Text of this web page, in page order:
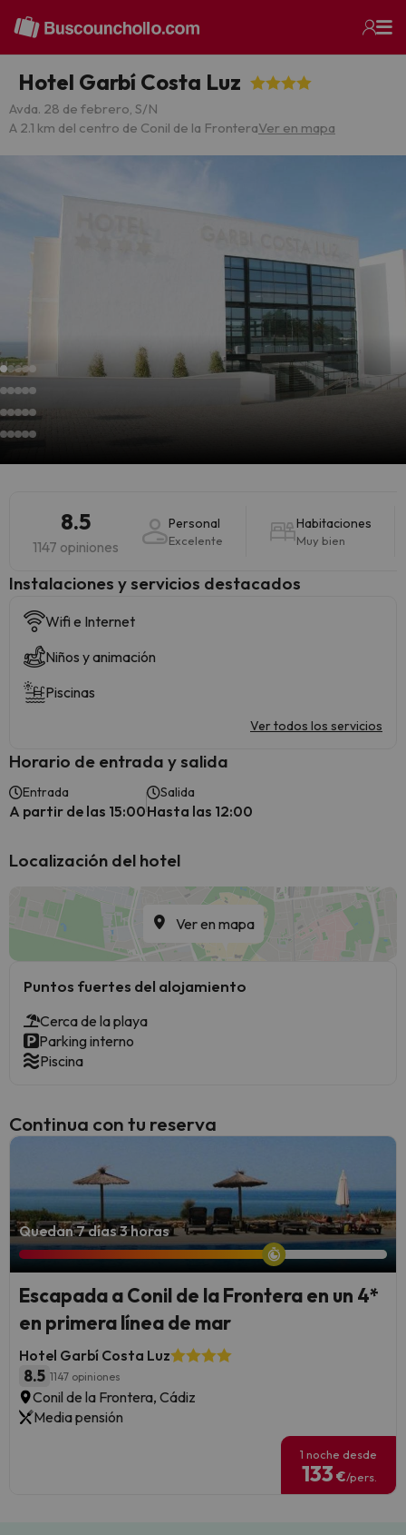
Hotel Garbí Costa Luz
Avda. 28 de febrero, S/N
A 2.1 km del centro de Conil de la FronteraVer en mapa
8.5
1147 opiniones
Personal
Excelente
Habitaciones
Muy bien
Instalaciones y servicios destacados
Wifi e Internet
Niños y animación
Piscinas
Ver todos los servicios
Horario de entrada y salida
Entrada
A partir de las 15:00
Salida
Hasta las 12:00
Localización del hotel
Ver en mapa
Puntos fuertes del alojamiento
Cerca de la playa
Parking interno
Piscina
Continua con tu reserva
Quedan 7 días 3 horas
Escapada a Conil de la Frontera en un 4*
en primera línea de mar
Hotel Garbí Costa Luz
8.5 1147 opiniones
Conil de la Frontera, Cádiz
Media pensión
1 noche desde
133 €/pers.